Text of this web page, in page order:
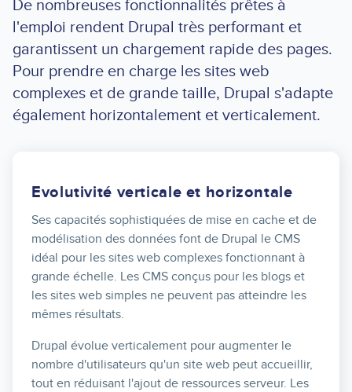
De nombreuses fonctionnalités prêtes à
l'emploi rendent Drupal très performant et
garantissent un chargement rapide des pages.
Pour prendre en charge les sites web
complexes et de grande taille, Drupal s'adapte
également horizontalement et verticalement.
Evolutivité verticale et horizontale
Ses capacités sophistiquées de mise en cache et de
modélisation des données font de Drupal le CMS
idéal pour les sites web complexes fonctionnant à
grande échelle. Les CMS conçus pour les blogs et
les sites web simples ne peuvent pas atteindre les
mêmes résultats.
Drupal évolue verticalement pour augmenter le
nombre d'utilisateurs qu'un site web peut accueillir,
tout en réduisant l'ajout de ressources serveur. Les